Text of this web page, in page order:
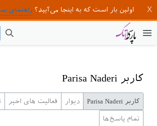
اولین بار است که به اینجا می‌آیید؟ راهنمای
کاربر Parisa Naderi
کاربر Parisa Naderi دیوار فعالیت های اخیر
تمام پاسخ‌ها